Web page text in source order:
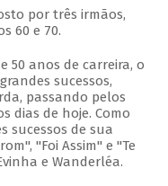
por três irmãos,
60 e 70.
50 anos de carreira, o
sucessos,
passando pelos
dias de hoje. Como
sucessos de sua
"Foi Assim" e "Te
e Wanderléa.